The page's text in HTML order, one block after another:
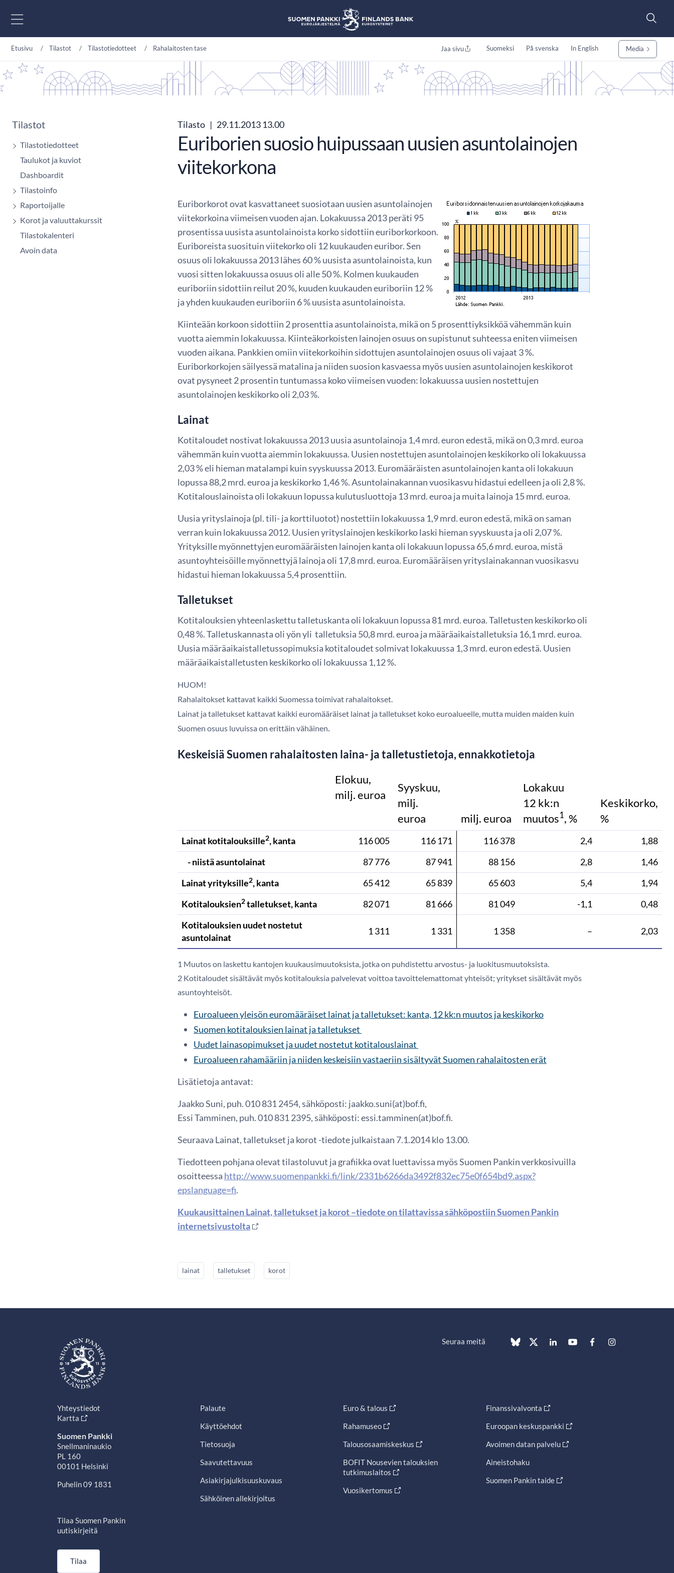
Etusivu Tilastot Tilastotiedotteet Rahalaitosten tase Jaa sivu Suomeksi På svenska In English Media
Tilastot
Tilastotiedotteet
Taulukot ja kuviot
Dashboardit
Tilastoinfo
Raportoijalle
Korot ja valuuttakurssit
Tilastokalenteri
Avoin data
Tilasto | 29.11.2013 13.00
Euriborien suosio huipussaan uusien asuntolainojen
viitekorkona
Euriborkorot ovat kasvattaneet suosiotaan uusien asuntolainojen
viitekorkoina viimeisen vuoden ajan. Lokakuussa 2013 peräti 95
prosentissa uusista asuntolainoista korko sidottiin euriborkorkoon.
Euriboreista suosituin viitekorko oli 12 kuukauden euribor. Sen
osuus oli lokakuussa 2013 lähes 60 % uusista asuntolainoista, kun
vuosi sitten lokakuussa osuus oli alle 50 %. Kolmen kuukauden
euriboriin sidottiin reilut 20 %, kuuden kuukauden euriboriin 12 %
ja yhden kuukauden euriboriin 6 % uusista asuntolainoista.
Kiinteään korkoon sidottiin 2 prosenttia asuntolainoista, mikä on 5 prosenttiyksikköä vähemmän kuin
vuotta aiemmin lokakuussa. Kiinteäkorkoisten lainojen osuus on supistunut suhteessa eniten viimeisen
vuoden aikana. Pankkien omiin viitekorkoihin sidottujen asuntolainojen osuus oli vajaat 3 %.
Euriborkorkojen säilyessä matalina ja niiden suosion kasvaessa myös uusien asuntolainojen keskikorot
ovat pysyneet 2 prosentin tuntumassa koko viimeisen vuoden: lokakuussa uusien nostettujen
asuntolainojen keskikorko oli 2,03 %.
Lainat
Kotitaloudet nostivat lokakuussa 2013 uusia asuntolainoja 1,4 mrd. euron edestä, mikä on 0,3 mrd. euroa
vähemmän kuin vuotta aiemmin lokakuussa. Uusien nostettujen asuntolainojen keskikorko oli lokakuussa
2,03 % eli hieman matalampi kuin syyskuussa 2013. Euromääräisten asuntolainojen kanta oli lokakuun
lopussa 88,2 mrd. euroa ja keskikorko 1,46 %. Asuntolainakannan vuosikasvu hidastui edelleen ja oli 2,8 %.
Kotitalouslainoista oli lokakuun lopussa kulutusluottoja 13 mrd. euroa ja muita lainoja 15 mrd. euroa.
Uusia yrityslainoja (pl. tili- ja korttiluotot) nostettiin lokakuussa 1,9 mrd. euron edestä, mikä on saman
verran kuin lokakuussa 2012. Uusien yrityslainojen keskikorko laski hieman syyskuusta ja oli 2,07 %.
Yrityksille myönnettyjen euromääräisten lainojen kanta oli lokakuun lopussa 65,6 mrd. euroa, mistä
asuntoyhteisöille myönnettyjä lainoja oli 17,8 mrd. euroa. Euromääräisen yrityslainakannan vuosikasvu
hidastui hieman lokakuussa 5,4 prosenttiin.
Talletukset
Kotitalouksien yhteenlaskettu talletuskanta oli lokakuun lopussa 81 mrd. euroa. Talletusten keskikorko oli
0,48 %. Talletuskannasta oli yön yli talletuksia 50,8 mrd. euroa ja määräaikaistalletuksia 16,1 mrd. euroa.
Uusia määräaikaistalletussopimuksia kotitaloudet solmivat lokakuussa 1,3 mrd. euron edestä. Uusien
määräaikaistalletusten keskikorko oli lokakuussa 1,12 %.
HUOM!
Rahalaitokset kattavat kaikki Suomessa toimivat rahalaitokset.
Lainat ja talletukset kattavat kaikki euromääräiset lainat ja talletukset koko euroalueelle, mutta muiden maiden kuin
Suomen osuus luvuissa on erittäin vähäinen.
Keskeisiä Suomen rahalaitosten laina- ja talletustietoja, ennakkotietoja
Elokuu,
milj. euroa
Syyskuu,
milj.
euroa
milj. euroa
Lokakuu
12 kk:n
muutos1, %
Keskikorko,
%
Lainat kotitalouksille2, kanta 116 005 116 171 116 378 2,4
1,88
- niistä asuntolainat
87 776 87 941 88 156 2,8
1,46
Lainat yrityksille2, kanta 65 412 65 839 65 603 5,4
1,94
Kotitalouksien2talletukset, kanta 82 071 81 666 81 049 -1,1
0,48
Kotitalouksien uudet nostetut
asuntolainat
1 311 1 331 1 358 – 2,03
1 Muutos on laskettu kantojen kuukausimuutoksista, jotka on puhdistettu arvostus- ja luokitusmuutoksista.
2 Kotitaloudet sisältävät myös kotitalouksia palvelevat voittoa tavoittelemattomat yhteisöt; yritykset sisältävät myös
asuntoyhteisöt.
Euroalueen yleisön euromääräiset lainat ja talletukset: kanta, 12 kk:n muutos ja keskikorko
Suomen kotitalouksien lainat ja talletukset
Uudet lainasopimukset ja uudet nostetut kotitalouslainat
Euroalueen rahamääriin ja niiden keskeisiin vastaeriin sisältyvät Suomen rahalaitosten erät
Lisätietoja antavat:
Jaakko Suni, puh. 010 831 2454, sähköposti: jaakko.suni(at)bof.fi,
Essi Tamminen, puh. 010 831 2395, sähköposti: essi.tamminen(at)bof.fi.
Seuraava Lainat, talletukset ja korot -tiedote julkaistaan 7.1.2014 klo 13.00.
Tiedotteen pohjana olevat tilastoluvut ja grafiikka ovat luettavissa myös Suomen Pankin verkkosivuilla
osoitteessa http://www.suomenpankki.fi/link/2331b6266da3492f832ec75e0f654bd9.aspx?
epslanguage=fi.
Kuukausittainen Lainat, talletukset ja korot –tiedote on tilattavissa sähköpostiin Suomen Pankin
internetsivustolta
lainat talletukset korot
Seuraa meitä
Yhteystiedot
Kartta
Suomen Pankki
Snellmaninaukio
PL 160
00101 Helsinki
Puhelin 09 1831
Tilaa Suomen Pankin
uutiskirjeitä
Tilaa
Palaute
Käyttöehdot
Tietosuoja
Saavutettavuus
Asiakirjajulkisuuskuvaus
Sähköinen allekirjoitus
Euro & talous
Rahamuseo
Talousosaamiskeskus
BOFIT Nousevien talouksien
tutkimuslaitos
Vuosikertomus
Finanssivalvonta
Euroopan keskuspankki
Avoimen datan palvelu
Aineistohaku
Suomen Pankin taide